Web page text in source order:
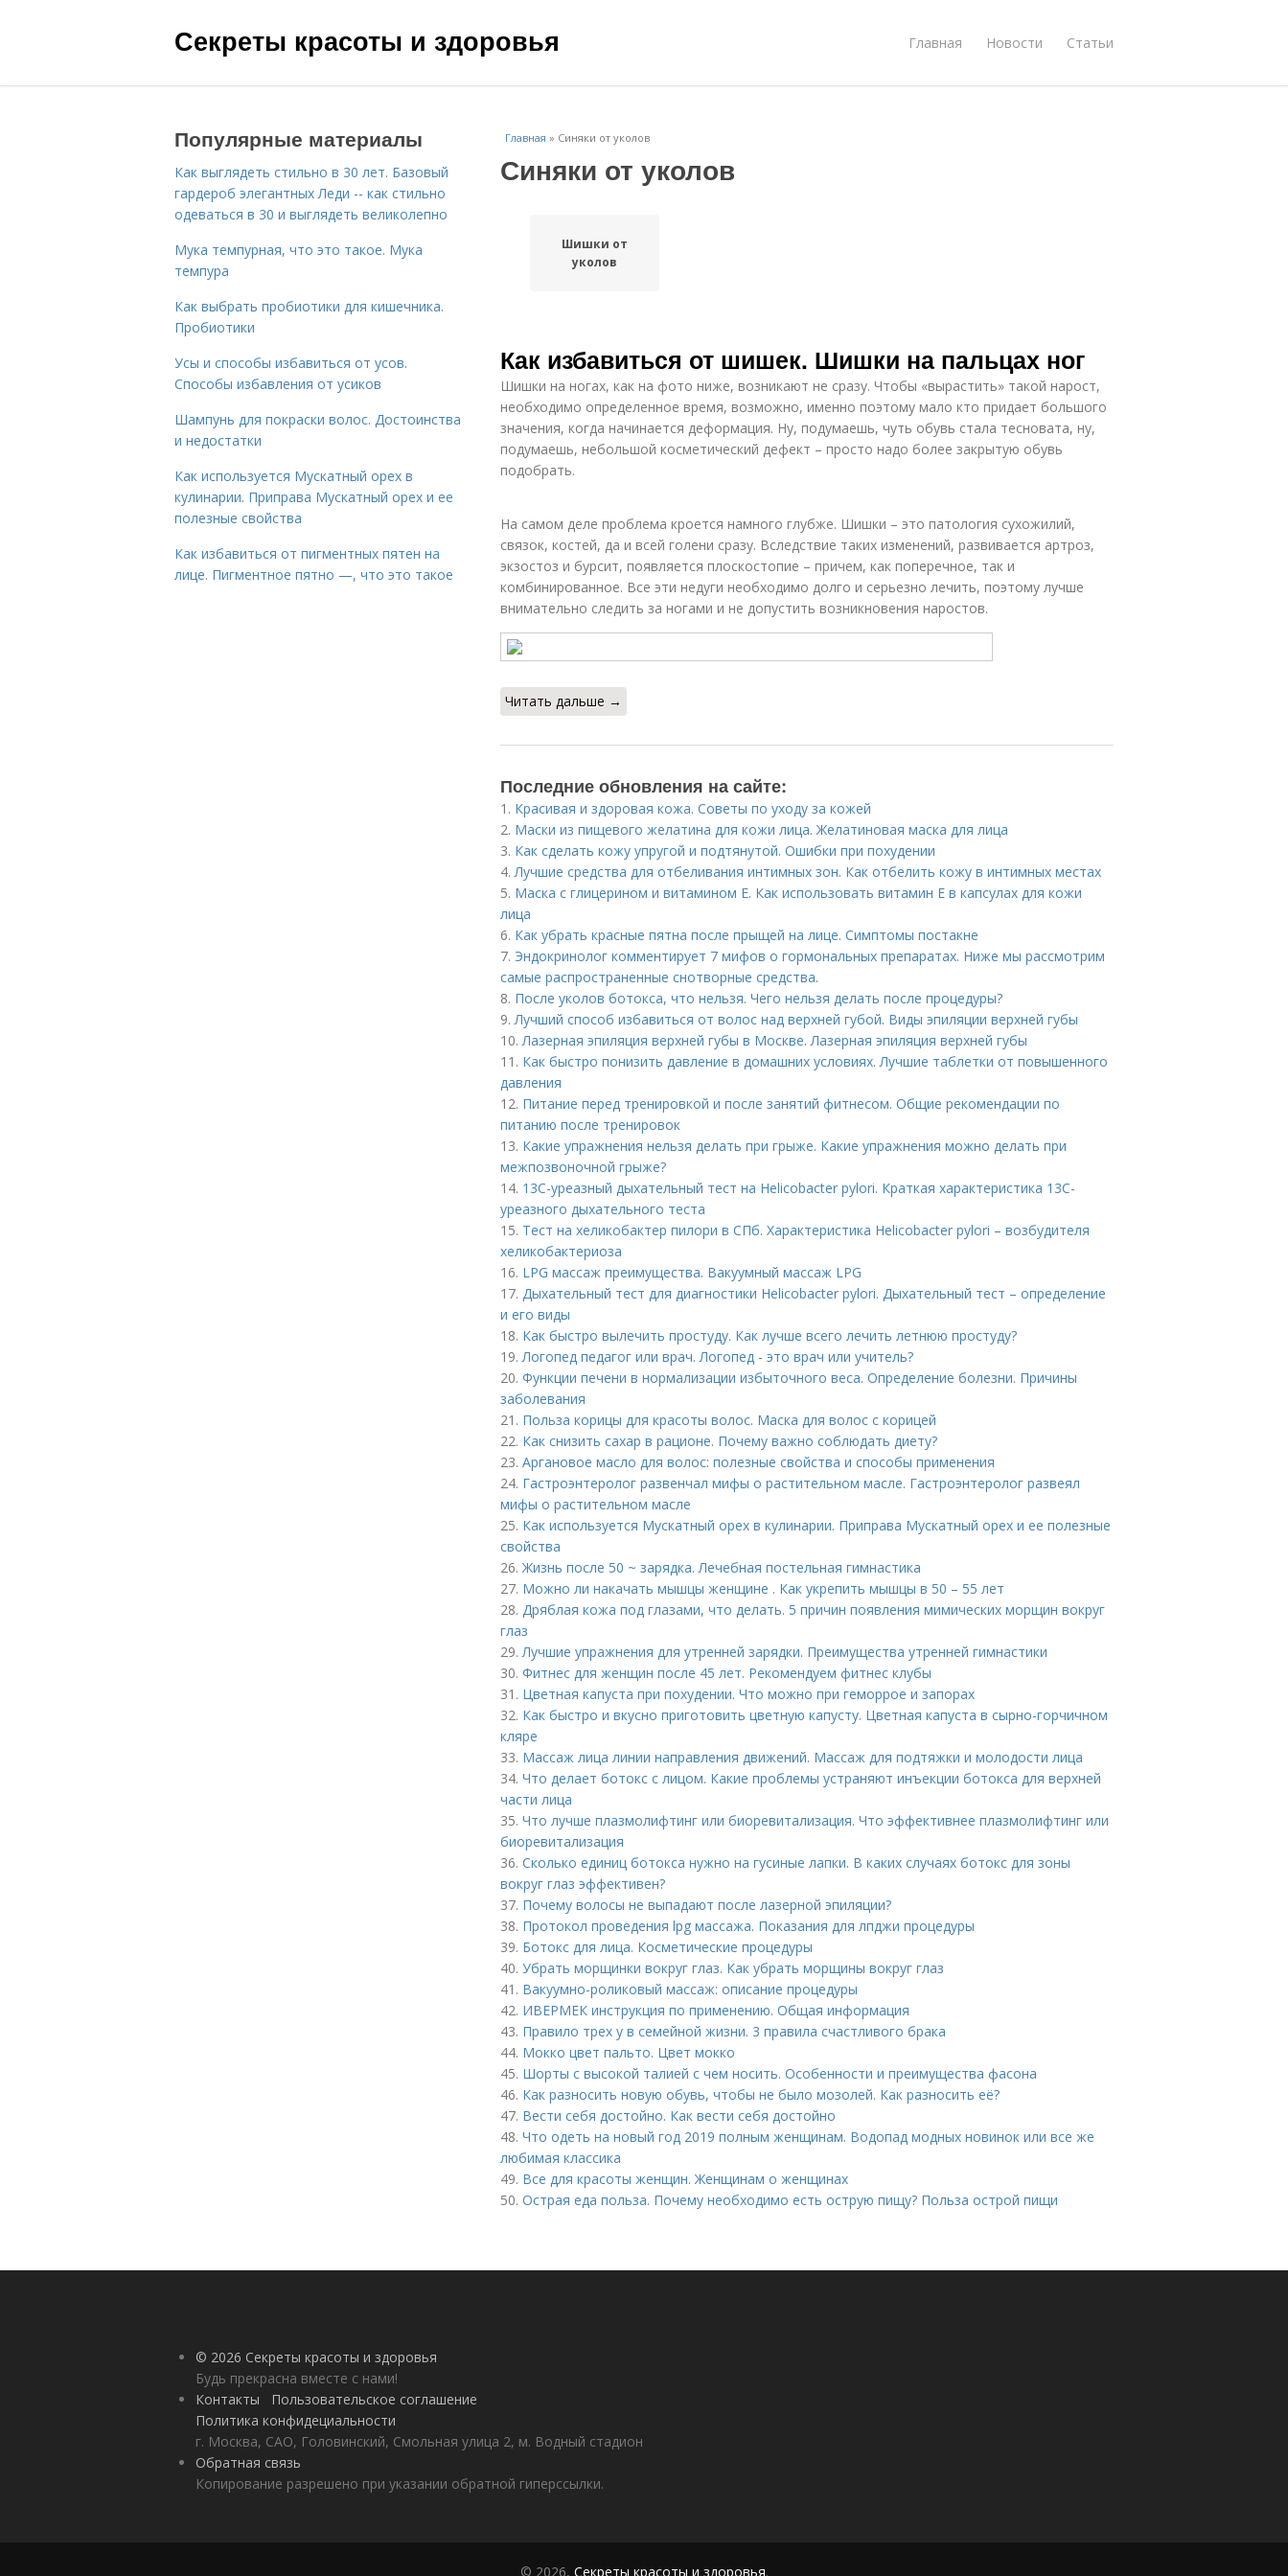
Секреты красоты и здоровья Главная Новости Статьи
Главная » Синяки от уколов
Синяки от уколов
Шишки от
уколов
Как избавиться от шишек. Шишки на пальцах ног
Шишки на ногах, как на фото ниже, возникают не сразу. Чтобы «вырастить» такой нарост,
необходимо определенное время, возможно, именно поэтому мало кто придает большого
значения, когда начинается деформация. Ну, подумаешь, чуть обувь стала тесновата, ну,
подумаешь, небольшой косметический дефект – просто надо более закрытую обувь
подобрать.
На самом деле проблема кроется намного глубже. Шишки – это патология сухожилий,
связок, костей, да и всей голени сразу. Вследствие таких изменений, развивается артроз,
экзостоз и бурсит, появляется плоскостопие – причем, как поперечное, так и
комбинированное. Все эти недуги необходимо долго и серьезно лечить, поэтому лучше
внимательно следить за ногами и не допустить возникновения наростов.
Читать дальше →
Последние обновления на сайте:
1. Красивая и здоровая кожа. Советы по уходу за кожей
2. Маски из пищевого желатина для кожи лица. Желатиновая маска для лица
3. Как сделать кожу упругой и подтянутой. Ошибки при похудении
4.Лучшие средства для отбеливания интимных зон. Как отбелить кожу в интимных местах
5. Маска с глицерином и витамином Е. Как использовать витамин E в капсулах для кожи
лица
6. Как убрать красные пятна после прыщей на лице. Симптомы постакне
7. Эндокринолог комментирует 7 мифов о гормональных препаратах. Ниже мы рассмотрим
самые распространенные снотворные средства.
8. После уколов ботокса, что нельзя. Чего нельзя делать после процедуры?
9.Лучший способ избавиться от волос над верхней губой. Виды эпиляции верхней губы
10.Лазерная эпиляция верхней губы в Москве. Лазерная эпиляция верхней губы
11. Как быстро понизить давление в домашних условиях. Лучшие таблетки от повышенного
давления
12. Питание перед тренировкой и после занятий фитнесом. Общие рекомендации по
питанию после тренировок
13. Какие упражнения нельзя делать при грыже. Какие упражнения можно делать при
межпозвоночной грыже?
14. 13С-уреазный дыхательный тест на Helicobacter pylori. Краткая характеристика 13С-
уреазного дыхательного теста
15. Тест на хеликобактер пилори в СПб. Характеристика Helicobacter pylori – возбудителя
хеликобактериоза
16. LPG массаж преимущества. Вакуумный массаж LPG
17. Дыхательный тест для диагностики Helicobacter pylori. Дыхательный тест – определение
и его виды
18. Как быстро вылечить простуду. Как лучше всего лечить летнюю простуду?
19.Логопед педагог или врач. Логопед - это врач или учитель?
20. Функции печени в нормализации избыточного веса. Определение болезни. Причины
заболевания
21. Польза корицы для красоты волос. Маска для волос с корицей
22. Как снизить сахар в рационе. Почему важно соблюдать диету?
23. Аргановое масло для волос: полезные свойства и способы применения
24. Гастроэнтеролог развенчал мифы о растительном масле. Гастроэнтеролог развеял
мифы о растительном масле
25. Как используется Мускатный орех в кулинарии. Приправа Мускатный орех и ее полезные
свойства
26.Жизнь после 50 ~ зарядка. Лечебная постельная гимнастика
27. Можно ли накачать мышцы женщине . Как укрепить мышцы в 50 – 55 лет
28. Дряблая кожа под глазами, что делать. 5 причин появления мимических морщин вокруг
глаз
29.Лучшие упражнения для утренней зарядки. Преимущества утренней гимнастики
30. Фитнес для женщин после 45 лет. Рекомендуем фитнес клубы
31. Цветная капуста при похудении. Что можно при геморрое и запорах
32. Как быстро и вкусно приготовить цветную капусту. Цветная капуста в сырно-горчичном
кляре
33. Массаж лица линии направления движений. Массаж для подтяжки и молодости лица
34. Что делает ботокс с лицом. Какие проблемы устраняют инъекции ботокса для верхней
части лица
35. Что лучше плазмолифтинг или биоревитализация. Что эффективнее плазмолифтинг или
биоревитализация
36. Сколько единиц ботокса нужно на гусиные лапки. В каких случаях ботокс для зоны
вокруг глаз эффективен?
37. Почему волосы не выпадают после лазерной эпиляции?
38. Протокол проведения lpg массажа. Показания для лпджи процедуры
39. Ботокс для лица. Косметические процедуры
40. Убрать морщинки вокруг глаз. Как убрать морщины вокруг глаз
41. Вакуумно-роликовый массаж: описание процедуры
42. ИВЕРМЕК инструкция по применению. Общая информация
43. Правило трех у в семейной жизни. 3 правила счастливого брака
44. Мокко цвет пальто. Цвет мокко
45. Шорты с высокой талией с чем носить. Особенности и преимущества фасона
46. Как разносить новую обувь, чтобы не было мозолей. Как разносить её?
47. Вести себя достойно. Как вести себя достойно
48. Что одеть на новый год 2019 полным женщинам. Водопад модных новинок или все же
любимая классика
49. Все для красоты женщин. Женщинам о женщинах
50. Острая еда польза. Почему необходимо есть острую пищу? Польза острой пищи
Популярные материалы
Как выглядеть стильно в 30 лет. Базовый
гардероб элегантных Леди -- как стильно
одеваться в 30 и выглядеть великолепно
Мука темпурная, что это такое. Мука
темпура
Как выбрать пробиотики для кишечника.
Пробиотики
Усы и способы избавиться от усов.
Способы избавления от усиков
Шампунь для покраски волос. Достоинства
и недостатки
Как используется Мускатный орех в
кулинарии. Приправа Мускатный орех и ее
полезные свойства
Как избавиться от пигментных пятен на
лице. Пигментное пятно —, что это такое
© 2026 Секреты красоты и здоровья
Будь прекрасна вместе с нами!
Контакты
Пользовательское соглашение
Политика конфидециальности
г. Москва, САО, Головинский, Смольная улица 2, м. Водный стадион
Обратная связь
Копирование разрешено при указании обратной гиперссылки.
© 2026, Секреты красоты и здоровья.